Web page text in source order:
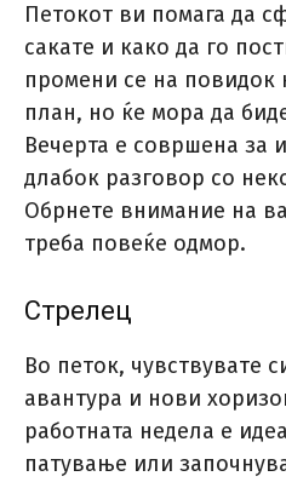
Петокот ви помага да
сакате и како да го
промени се на
план, но ќе мора да
Вечерта е совршена за
длабок разговор со
Обрнете внимание на
треба повеќе одмор.
Стрелец
Во петок, чувствувате
авантура и нови
работната недела е
патување или